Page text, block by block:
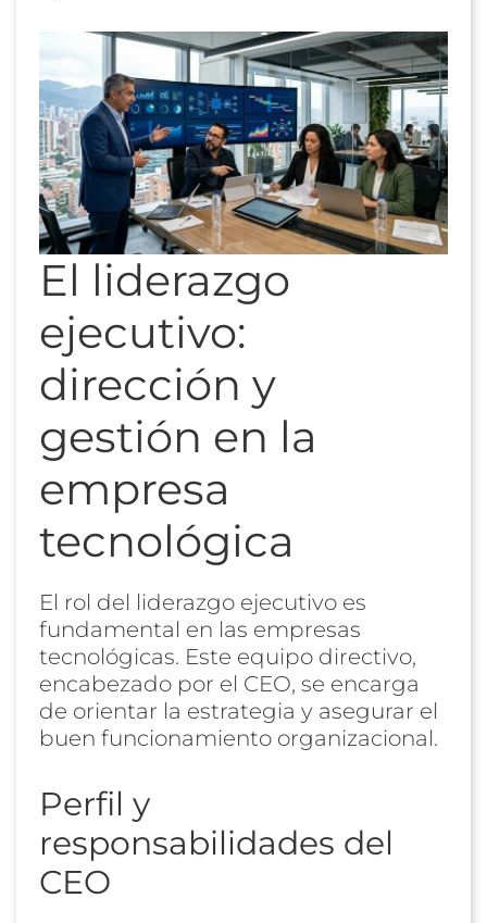
El liderazgo
ejecutivo:
dirección y
gestión en la
empresa
tecnológica
El rol del liderazgo ejecutivo es
fundamental en las empresas
tecnológicas. Este equipo directivo,
encabezado por el CEO, se encarga
de orientar la estrategia y asegurar el
buen funcionamiento organizacional.
Perfil y
responsabilidades del
CEO